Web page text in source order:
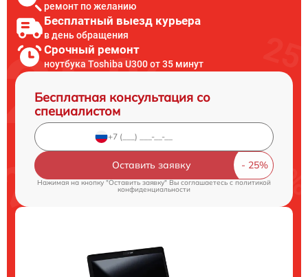
ремонт по желанию
Бесплатный выезд курьера
в день обращения
Срочный ремонт
ноутбука Toshiba U300 от 35 минут
Бесплатная консультация со
специалистом
Оставить заявку
Нажимая на кнопку "Оставить заявку" Вы соглашаетесь cполитикой
конфиденциальности